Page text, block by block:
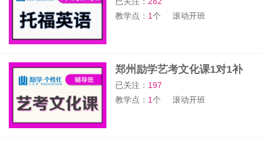
教学点： 1个 滚动开班
郑州励学艺考文化课1对1补
习班
已关注： 197
教学点： 1个 滚动开班